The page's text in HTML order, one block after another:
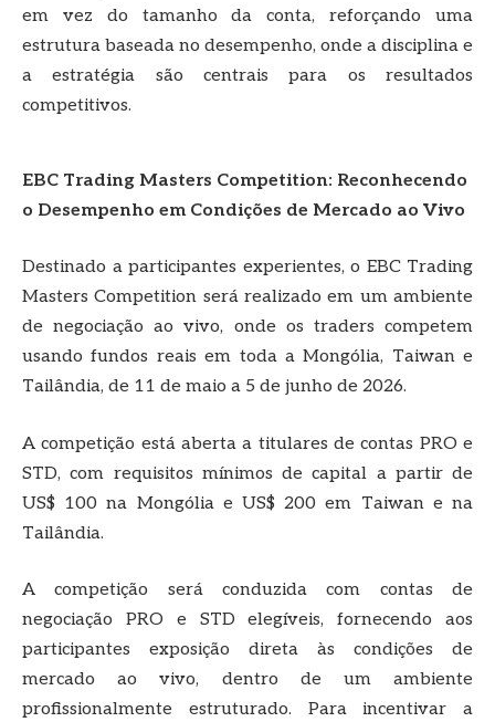
em vez do tamanho da conta, reforçando uma
estrutura baseada no desempenho, onde a disciplina e
a estratégia são centrais para os resultados
competitivos.
EBC Trading Masters Competition: Reconhecendo
o Desempenho em Condições de Mercado ao Vivo
Destinado a participantes experientes, o EBC Trading
Masters Competition será realizado em um ambiente
de negociação ao vivo, onde os traders competem
usando fundos reais em toda a Mongólia, Taiwan e
Tailândia, de 11 de maio a 5 de junho de 2026.
A competição está aberta a titulares de contas PRO e
STD, com requisitos mínimos de capital a partir de
US$ 100 na Mongólia e US$ 200 em Taiwan e na
Tailândia.
A competição será conduzida com contas de
negociação PRO e STD elegíveis, fornecendo aos
participantes exposição direta às condições de
mercado ao vivo, dentro de um ambiente
profissionalmente estruturado. Para incentivar a